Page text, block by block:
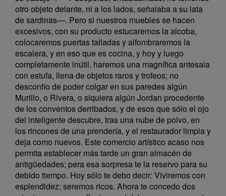
otro objeto delante, ni a los lados, señalaba a su lata
de sardinas—. Pero si nuestros muebles se hacen
excesivos, con su producto estucaremos la alcoba,
colocaremos puertas talladas y alfombraremos la
escalera, y en eso que es cocina, y hoy y luego
completamente inútil, haremos una magnífica antesala
con estufa, llena de objetos raros y trofeos; no
desconfío de poder colgar en sus paredes algún
Murillo, o Rivera, o siquiera algún Jordan procedente
de los conventos derribados, y de esos que sólo el ojo
del inteligente descubre, tras una nube de polvo, en
los rincones de una prendería, y el restaurador limpia y
deja como nuevos. Este comercio artístico acaso nos
permita establecer más tarde un gran almacén de
antigüedades; pera esa sorpresa te la reservo para su
debido tiempo. Hoy sólo te debo decir: Viviremos con
esplendidez; seremos ricos. Ahora te concedo dos